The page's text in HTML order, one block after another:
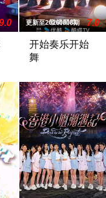
长、关系、职场、情
更新至20260808期 7.0
开始奏乐开始
舞